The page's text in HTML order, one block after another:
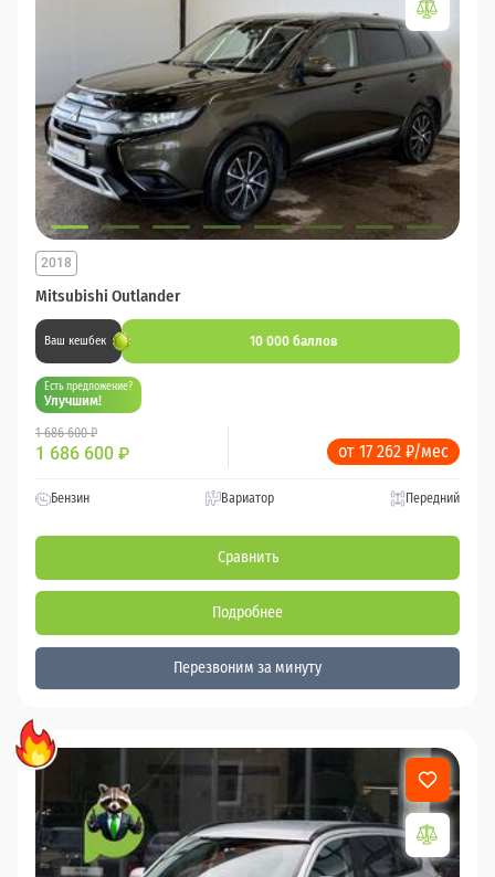
Mitsubishi Outlander
2018
Ваш кешбек 10 000 баллов
Есть предложение?
Улучшим!
1 686 600 ₽
1 686 600 ₽ от 17 262 ₽/мес
Бензин Вариатор Передний
Сравнить
Подробнее
Перезвоним за минуту